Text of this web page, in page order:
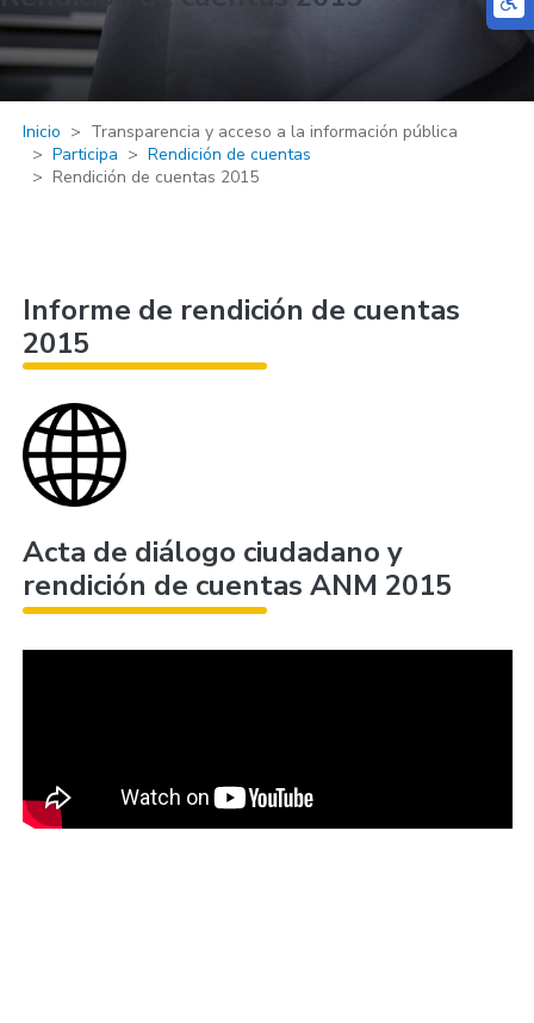
Inicio
Transparencia y acceso a la información pública
Participa
Rendición de cuentas
Rendición de cuentas 2015
Informe de rendición de cuentas
2015
Acta de diálogo ciudadano y
rendición de cuentas ANM 2015